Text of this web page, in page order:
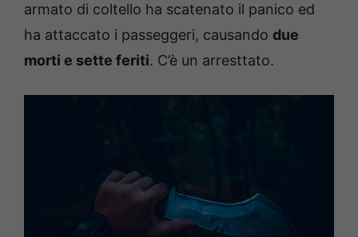
armato di coltello ha scatenato il panico ed
ha attaccato i passeggeri, causando due
morti e sette feriti. C’è un arresttato.